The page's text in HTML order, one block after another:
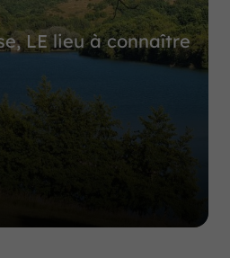
LE lieu à connaître